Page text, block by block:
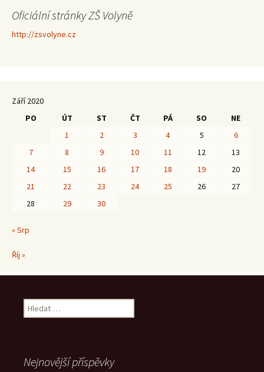
Oficiální stránky ZŠ Volyně
http://zsvolyne.cz
Září 2020
PO
ÚT ST ČT PÁ SO
NE
1
2 3 4 5
6
7
8 9 10 11 12
13
14
15 16 17 18 19
20
21
22 23 24 25 26
27
28
29 30
« Srp
Říj »
Vyhledávání
Nejnovější příspěvky